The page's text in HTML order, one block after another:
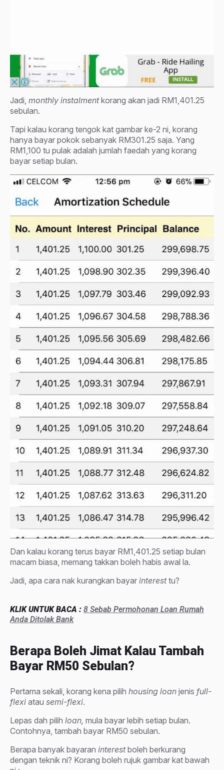
Jadi, monthly instalmentkorang akan jadi RM1,401.25
sebulan.
Tapi kalau korang tengok kat gambar ke-2 ni, korang
hanya bayar pokok sebanyak RM301.25 saja. Yang
RM1,100 tu pulak adalah jumlah faedah yang korang
bayar setiap bulan.
Dan kalau korang terus bayar RM1,401.25 setiap bulan
macam biasa, memang takkan boleh habis awal la.
Jadi, apa cara nak kurangkan bayar interesttu?
KLIK UNTUK BACA : 8 Sebab Permohonan Loan Rumah
Anda Ditolak Bank
Berapa Boleh Jimat Kalau Tambah
Bayar RM50 Sebulan?
Pertama sekali, korang kena pilih housing loan jenis full-
flexi atau semi-flexi.
Lepas dah pilih loan, mula bayar lebih setiap bulan.
Contohnya, tambah bayar RM50 sebulan.
Berapa banyak bayaran interestboleh berkurang
dengan teknik ni? Korang boleh rujuk gambar kat bawah